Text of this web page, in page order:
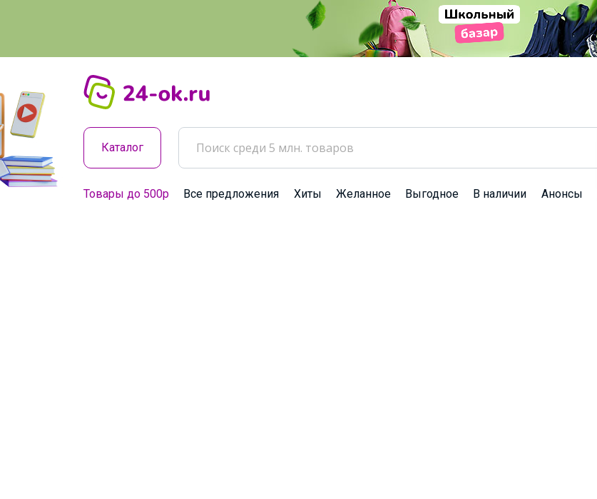
Каталог
Товары до 500р Все предложения Хиты Желанное Выгодное В наличии Анонсы